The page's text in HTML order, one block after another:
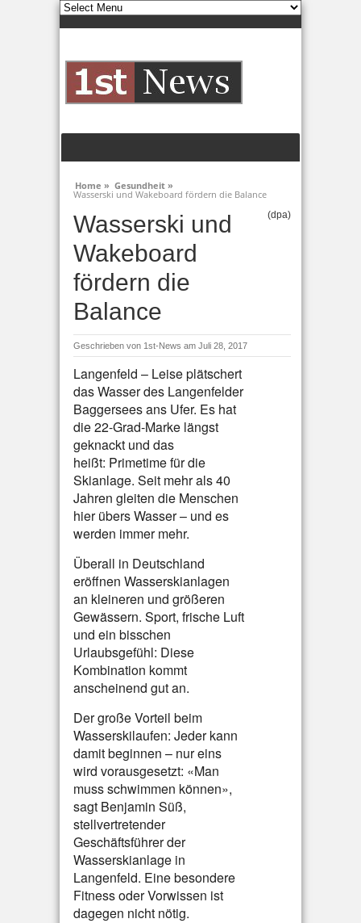
Home » Gesundheit »
Wasserski und Wakeboard fördern die Balance
Wasserski und
Wakeboard
fördern die
Balance
(dpa)
Geschrieben von 1st-News am Juli 28, 2017
Langenfeld – Leise plätschert
das Wasser des Langenfelder
Baggersees ans Ufer. Es hat
die 22-Grad-Marke längst
geknackt und das
heißt: Primetime für die
Skianlage. Seit mehr als 40
Jahren gleiten die Menschen
hier übers Wasser – und es
werden immer mehr.
Überall in Deutschland
eröffnen Wasserskianlagen
an kleineren und größeren
Gewässern. Sport, frische Luft
und ein bisschen
Urlaubsgefühl: Diese
Kombination kommt
anscheinend gut an.
Der große Vorteil beim
Wasserskilaufen: Jeder kann
damit beginnen – nur eins
wird vorausgesetzt: «Man
muss schwimmen können»,
sagt Benjamin Süß,
stellvertretender
Geschäftsführer der
Wasserskianlage in
Langenfeld. Eine besondere
Fitness oder Vorwissen ist
dagegen nicht nötig.